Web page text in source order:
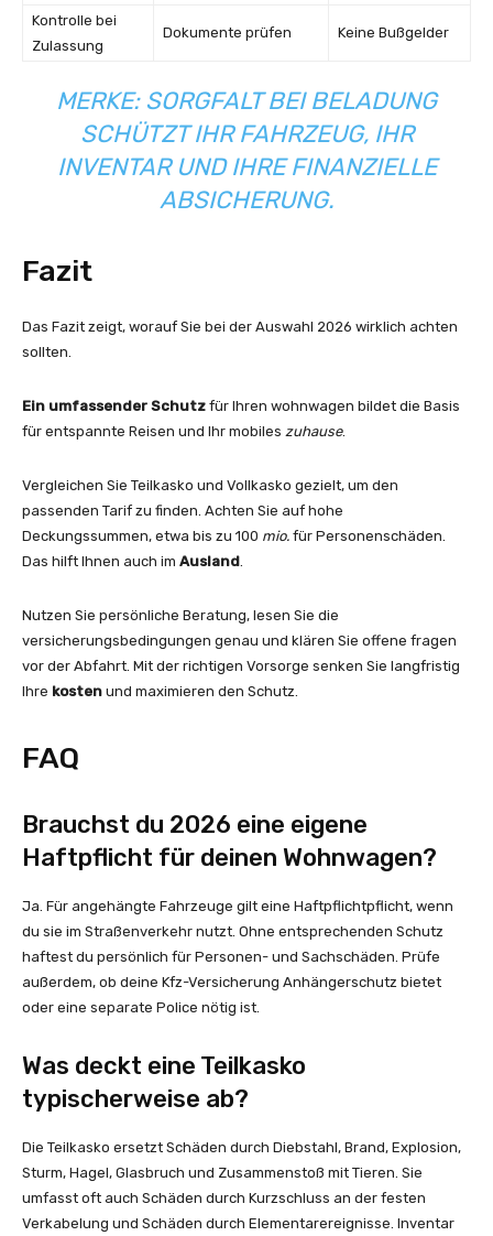
Kontrolle bei
Zulassung
Dokumente prüfen Keine Bußgelder
MERKE:SORGFALT BEI BELADUNG
SCHÜTZT IHR FAHRZEUG, IHR
INVENTAR UND IHRE FINANZIELLE
ABSICHERUNG.
Fazit
Das Fazit zeigt, worauf Sie bei der Auswahl 2026 wirklich achten
sollten.
Ein umfassender Schutz für Ihren wohnwagen bildet die Basis
für entspannte Reisen und Ihr mobiles zuhause.
Vergleichen Sie Teilkasko und Vollkasko gezielt, um den
passenden Tarif zu finden. Achten Sie auf hohe
Deckungssummen, etwa bis zu 100 mio. für Personenschäden.
Das hilft Ihnen auch im Ausland.
Nutzen Sie persönliche Beratung, lesen Sie die
versicherungsbedingungen genau und klären Sie offene fragen
vor der Abfahrt. Mit der richtigen Vorsorge senken Sie langfristig
Ihre kosten und maximieren den Schutz.
FAQ
Brauchst du 2026 eine eigene
Haftpflicht für deinen Wohnwagen?
Ja. Für angehängte Fahrzeuge gilt eine Haftpflichtpflicht, wenn
du sie im Straßenverkehr nutzt. Ohne entsprechenden Schutz
haftest du persönlich für Personen- und Sachschäden. Prüfe
außerdem, ob deine Kfz-Versicherung Anhängerschutz bietet
oder eine separate Police nötig ist.
Was deckt eine Teilkasko
typischerweise ab?
Die Teilkasko ersetzt Schäden durch Diebstahl, Brand, Explosion,
Sturm, Hagel, Glasbruch und Zusammenstoß mit Tieren. Sie
umfasst oft auch Schäden durch Kurzschluss an der festen
Verkabelung und Schäden durch Elementarereignisse. Inventar